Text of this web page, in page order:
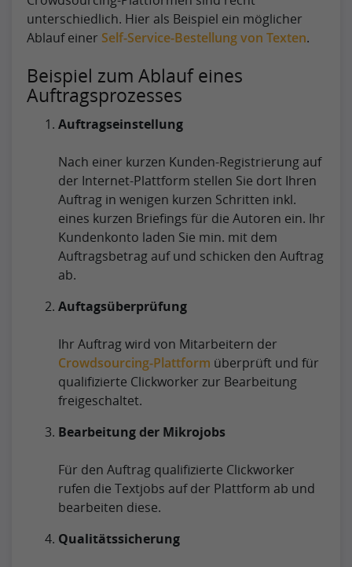
unterschiedlich. Hier als Beispiel ein möglicher
Ablauf einer Self-Service-Bestellung von Texten.
Beispiel zum Ablauf eines
Auftragsprozesses
Auftragseinstellung
Nach einer kurzen Kunden-Registrierung auf
der Internet-Plattform stellen Sie dort Ihren
Auftrag in wenigen kurzen Schritten inkl.
eines kurzen Briefings für die Autoren ein. Ihr
Kundenkonto laden Sie min. mit dem
Auftragsbetrag auf und schicken den Auftrag
ab.
Auftagsüberprüfung
Ihr Auftrag wird von Mitarbeitern der
Crowdsourcing-Plattform überprüft und für
qualifizierte Clickworker zur Bearbeitung
freigeschaltet.
Bearbeitung der Mikrojobs
Für den Auftrag qualifizierte Clickworker
rufen die Textjobs auf der Plattform ab und
bearbeiten diese.
Qualitätssicherung